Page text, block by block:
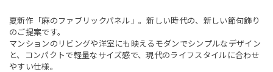
夏新作「麻のファブリックパネル」。新しい時代の、新しい節句飾り
のご提案です。
マンションのリビングや洋室にも映えるモダンでシンプルなデザイン
と、コンパクトで軽量なサイズ感で、現代のライフスタイルに合わせ
やすい仕様。